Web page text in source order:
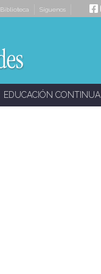
Biblioteca Síguenos
EDUCACIÓN CONTINUA